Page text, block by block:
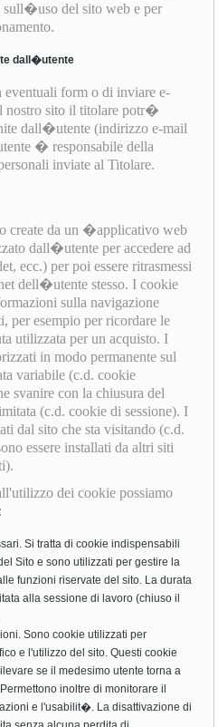
sull�uso del sito web e per
dall�utente
eventuali form o di inviare e-
nostro sito il titolare potr�
dall�utente (indirizzo e-mail
� responsabile della
inviate al Titolare.
create da un �applicativo web
dall�utente per accedere ad
ecc.) per poi essere ritrasmessi
dell�utente stesso. I cookie
sulla navigazione
per esempio per ricordare le
utilizzata per un acquisto. I
in modo permanente sul
variabile (c.d. cookie
svanire con la chiusura del
(c.d. cookie di sessione). I
dal sito che sta visitando (c.d.
essere installati da altri siti
dei cookie possiamo
Si tratta di cookie indispensabili
Sito e sono utilizzati per gestire la
funzioni riservate del sito. La durata
alla sessione di lavoro (chiuso il
Sono cookie utilizzati per
e l'utilizzo del sito. Questi cookie
se il medesimo utente torna a
inoltre di monitorare il
e l'usabilit�. La disattivazione di